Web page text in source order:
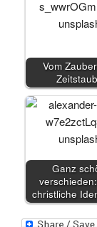
Vom
Ganz
christliche